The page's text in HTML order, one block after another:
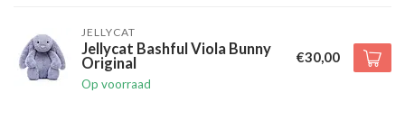
JELLYCAT
Jellycat Bashful Viola Bunny
Original
Op voorraad
€30,00